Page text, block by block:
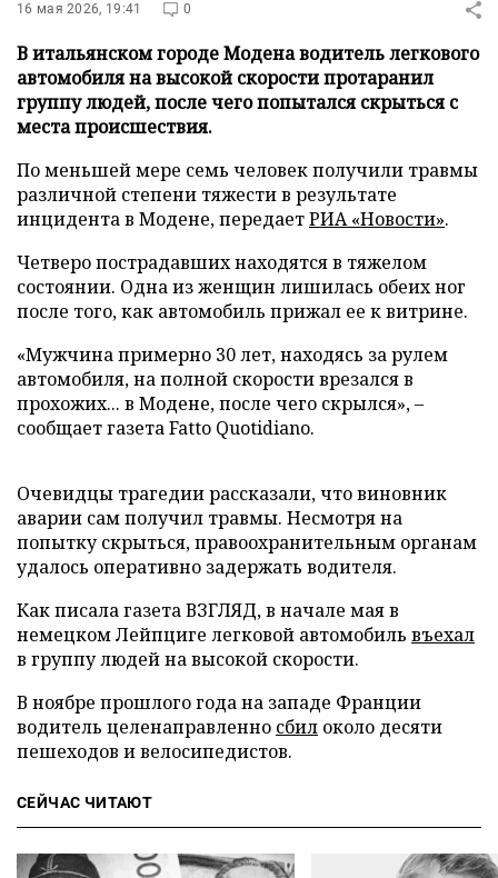
16 мая 2026, 19:41 0
В итальянском городе Модена водитель легкового
автомобиля на высокой скорости протаранил
группу людей, после чего попытался скрыться с
места происшествия.
По меньшей мере семь человек получили травмы
различной степени тяжести в результате
инцидента в Модене, передаетРИА «Новости».
Четверо пострадавших находятся в тяжелом
состоянии. Одна из женщин лишилась обеих ног
после того, как автомобиль прижал ее к витрине.
«Мужчина примерно 30 лет, находясь за рулем
автомобиля, на полной скорости врезался в
прохожих... в Модене, после чего скрылся», –
сообщает газета Fatto Quotidiano.
Очевидцы трагедии рассказали, что виновник
аварии сам получил травмы. Несмотря на
попытку скрыться, правоохранительным органам
удалось оперативно задержать водителя.
Как писала газета ВЗГЛЯД, в начале мая в
немецком Лейпциге легковой автомобиль въехал
в группу людей на высокой скорости.
В ноябре прошлого года на западе Франции
водитель целенаправленно сбил около десяти
пешеходов и велосипедистов.
СЕЙЧАС ЧИТАЮТ